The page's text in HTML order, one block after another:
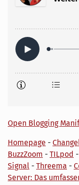
Open Blogging
Homepage -
BuzzZoom - TILpod -
Signal - Threema -
Server: Das